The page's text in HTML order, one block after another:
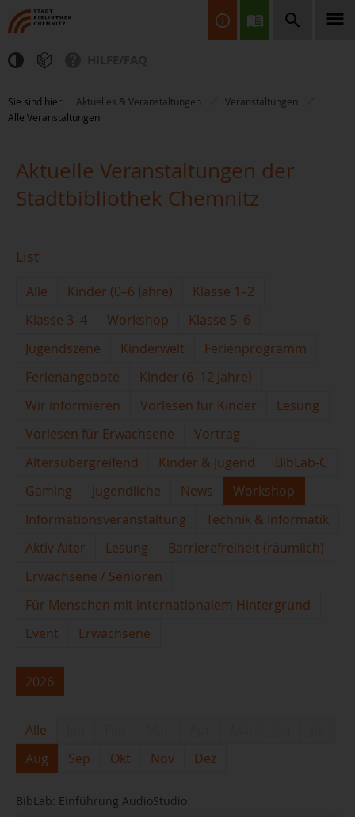
Finden Sie Informationen, Bücher, CDs & DVDs, Spiele, BluRays,
Zeitschriften und vieles mehr...
Sie sind hier: Aktuelles & Veranstaltungen
Veranstaltungen
Alle Veranstaltungen
Aktuelle Veranstaltungen der
Stadtbibliothek Chemnitz
List
Alle Kinder (0–6 Jahre)
Klasse 1–2
Klasse 3–4
Workshop
Klasse 5–6
Jugendszene
Kinderwelt
Ferienprogramm
Ferienangebote
Kinder (6–12 Jahre)
Wir informieren
Vorlesen für Kinder
Lesung
Vorlesen für Erwachsene
Vortrag
Altersübergreifend
Kinder & Jugend
BibLab-C
Gaming
Jugendliche News
Workshop
Informationsveranstaltung
Technik & Informatik
Aktiv Älter
Lesung
Barrierefreiheit (räumlich)
Erwachsene / Senioren
Für Menschen mit internationalem Hintergrund
Event
Erwachsene
2026
Alle
Aug
Sep Okt Nov Dez
BibLab: Einführung AudioStudio